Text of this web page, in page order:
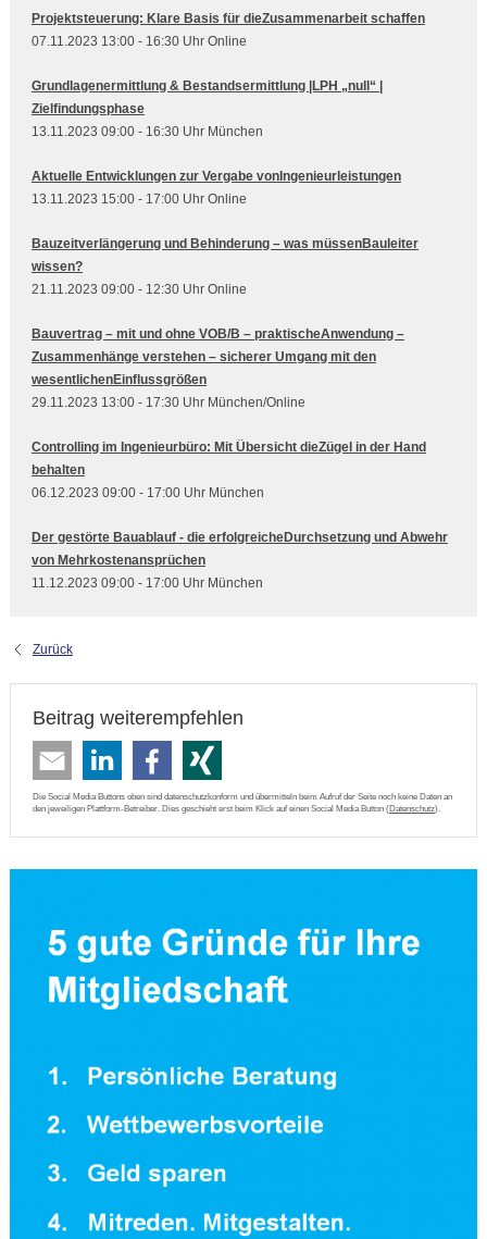
Projektsteuerung: Klare Basis für dieZusammenarbeit schaffen
07.11.2023 13:00 - 16:30 Uhr Online
Grundlagenermittlung & Bestandsermittlung |LPH „null“ |
Zielfindungsphase
13.11.2023 09:00 - 16:30 Uhr München
Aktuelle Entwicklungen zur Vergabe vonIngenieurleistungen
13.11.2023 15:00 - 17:00 Uhr Online
Bauzeitverlängerung und Behinderung – was müssenBauleiter
wissen?
21.11.2023 09:00 - 12:30 Uhr Online
Bauvertrag – mit und ohne VOB/B – praktischeAnwendung –
Zusammenhänge verstehen – sicherer Umgang mit den
wesentlichenEinflussgrößen
29.11.2023 13:00 - 17:30 Uhr München/Online
Controlling im Ingenieurbüro: Mit Übersicht dieZügel in der Hand
behalten
06.12.2023 09:00 - 17:00 Uhr München
Der gestörte Bauablauf - die erfolgreicheDurchsetzung und Abwehr
von Mehrkostenansprüchen
11.12.2023 09:00 - 17:00 Uhr München
Zurück
Beitrag weiterempfehlen
Die Social Media Buttons oben sind datenschutzkonform und übermitteln beim Aufruf der Seite noch keine Daten an
den jeweiligen Plattform-Betreiber. Dies geschieht erst beim Klick auf einen Social Media Button (Datenschutz).